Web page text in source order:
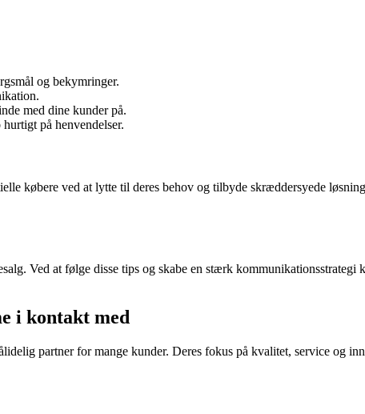
og bekymringer.
med dine kunder på.
på henvendelser.
købere ved at lytte til deres behov og tilbyde skræddersyede
Ved at følge disse tips og skabe en stærk
i kontakt med
partner for mange kunder. Deres fokus på kvalitet, service og